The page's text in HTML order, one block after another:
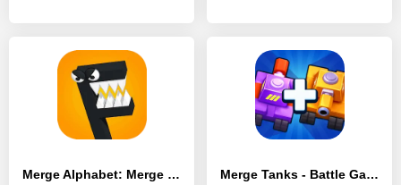
Merge Alphabet: Merge Monster - [MOD Много монет] Merge Tanks - Battle Game - [MOD Много монет]